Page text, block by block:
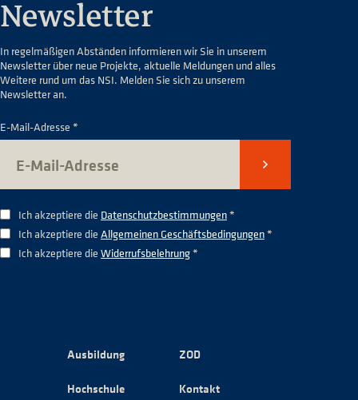
Newsletter
In regelmäßigen Abständen informieren wir Sie in unserem
Newsletter über neue Projekte, aktuelle Meldungen und alles
Weitere rund um das NSI. Melden Sie sich zu unserem
Newsletter an.
E-Mail-Adresse *
Senden
Ich akzeptiere die Datenschutzbestimmungen*
Ich akzeptiere die Allgemeinen Geschäftsbedingungen*
Ich akzeptiere die Widerrufsbelehrung*
Ausbildung
Hochschule
ZOD
Kontakt